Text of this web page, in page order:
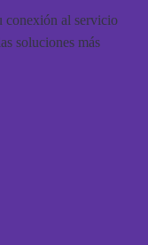
conexión al servicio
soluciones más